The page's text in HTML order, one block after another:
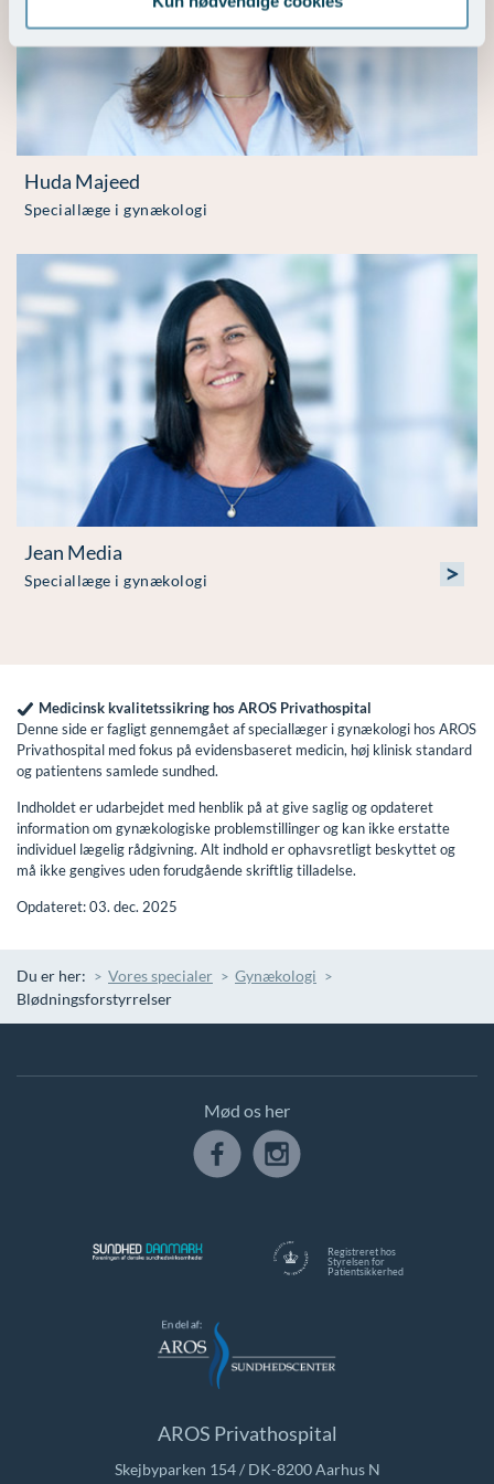
Huda Majeed
Speciallæge i gynækologi
Jean Media
Speciallæge i gynækologi >
Medicinsk kvalitetssikring hos AROS Privathospital
Denne side er fagligt gennemgået af speciallæger i gynækologi hos AROS
Privathospital med fokus på evidensbaseret medicin, høj klinisk standard
og patientens samlede sundhed.
Indholdet er udarbejdet med henblik på at give saglig og opdateret
information om gynækologiske problemstillinger og kan ikke erstatte
individuel lægelig rådgivning. Alt indhold er ophavsretligt beskyttet og
må ikke gengives uden forudgående skriftlig tilladelse.
Opdateret: 03. dec. 2025
Du er her: Vores specialer
Gynækologi
Blødningsforstyrrelser
Registreret hos
Styrelsen for
Patientsikkerhed
Mød os her
AROS Privathospital
Skejbyparken 154 / DK-8200 Aarhus N